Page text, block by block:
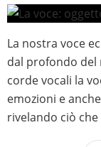
La nostra voce
dal profondo
corde vocali la
emozioni e
rivelando ciò che